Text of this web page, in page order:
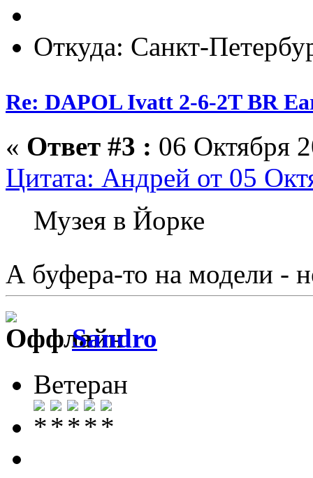
Откуда: Санкт-
Re: DAPOL Ivatt 2-6-2T BR
« Ответ #3 : 06 Октября
Цитата: Андрей от 05
Музея в Йорке
А буфера-то на модели -
Sandro
Ветеран